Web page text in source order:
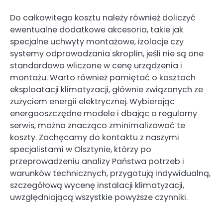
Do całkowitego kosztu należy również doliczyć
ewentualne dodatkowe akcesoria, takie jak
specjalne uchwyty montażowe, izolacje czy
systemy odprowadzania skroplin, jeśli nie są one
standardowo wliczone w cenę urządzenia i
montażu. Warto również pamiętać o kosztach
eksploatacji klimatyzacji, głównie związanych ze
zużyciem energii elektrycznej. Wybierając
energooszczędne modele i dbając o regularny
serwis, można znacząco zminimalizować te
koszty. Zachęcamy do kontaktu z naszymi
specjalistami w Olsztynie, którzy po
przeprowadzeniu analizy Państwa potrzeb i
warunków technicznych, przygotują indywidualną,
szczegółową wycenę instalacji klimatyzacji,
uwzględniającą wszystkie powyższe czynniki.